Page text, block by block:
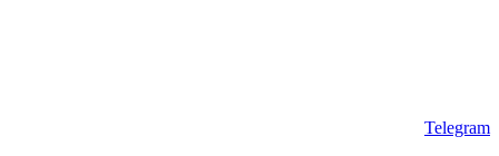
Telegram